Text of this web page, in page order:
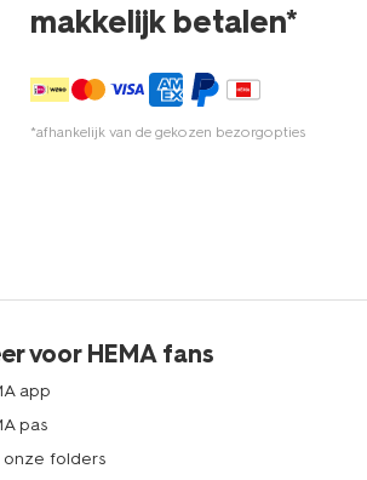
makkelijk betalen*
*afhankelijk van de gekozen bezorgopties
voor HEMA fans
app
pas
onze folders